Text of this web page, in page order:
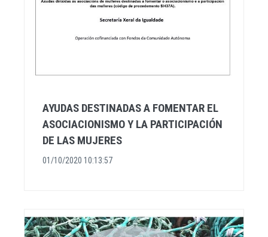
AYUDAS DESTINADAS A FOMENTAR EL
ASOCIACIONISMO Y LA PARTICIPACIÓN
DE LAS MUJERES
01/10/2020 10:13:57